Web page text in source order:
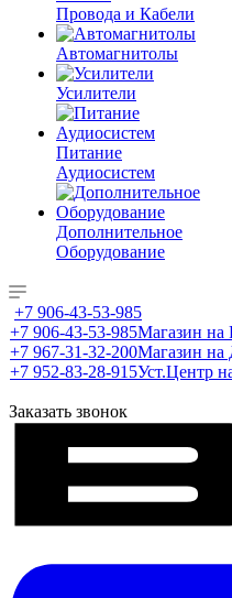
Провода и Кабели
Автомагнитолы
Усилители
Питание
Аудиосистем
Дополнительное
Оборудование
+7 906-43-53-985
+7 906-43-53-985Магазин на
+7 967-31-32-200Магазин на
+7 952-83-28-915Уст.Центр
Заказать звонок